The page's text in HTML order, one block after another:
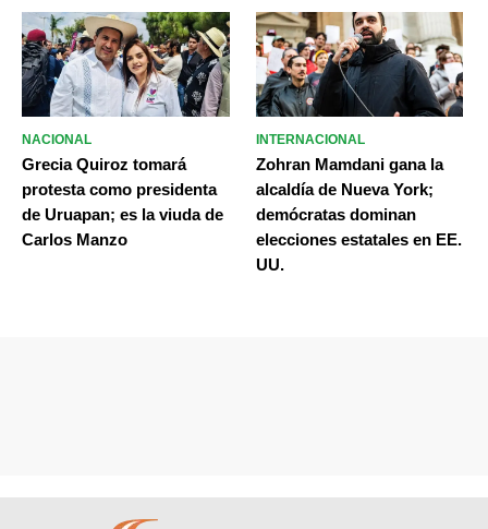
NACIONAL
Grecia Quiroz tomará
protesta como presidenta
de Uruapan; es la viuda de
Carlos Manzo
INTERNACIONAL
Zohran Mamdani gana la
alcaldía de Nueva York;
demócratas dominan
elecciones estatales en EE.
UU.